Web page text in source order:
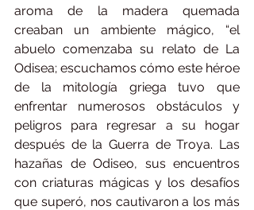
aroma de la madera quemada
creaban un ambiente mágico, “el
abuelo comenzaba su relato de La
Odisea; escuchamos cómo este héroe
de la mitología griega tuvo que
enfrentar numerosos obstáculos y
peligros para regresar a su hogar
después de la Guerra de Troya. Las
hazañas de Odiseo, sus encuentros
con criaturas mágicas y los desafíos
que superó, nos cautivaron a los más